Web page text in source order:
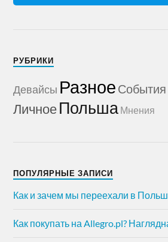
РУБРИКИ
Девайсы Разное События
ЛичноеПольша Мнения
ПОПУЛЯРНЫЕ ЗАПИСИ
Как и зачем мы переехали в
Как покупать на Allegro.pl?